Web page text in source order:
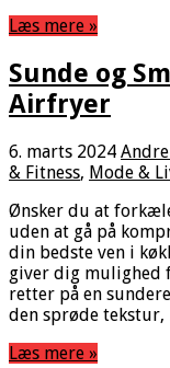
Læs mere »
Sunde og
Airfryer
6. marts 2024
& Fitness, Mode &
Ønsker du at
uden at gå på
din bedste ven i
giver dig mulighed
retter på en
den sprøde
Læs mere »